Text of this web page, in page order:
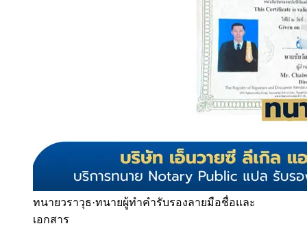
ทนายวราวุธ·ทนายผู้ทำคำรับรองลายมือชื่อและ
เอกสาร